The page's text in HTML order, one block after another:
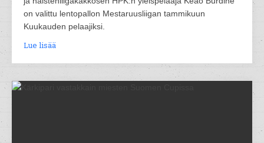
on valittu lentopallon Mestaruusliigan tammikuun
Kuukauden pelaajiksi.
Lue lisää